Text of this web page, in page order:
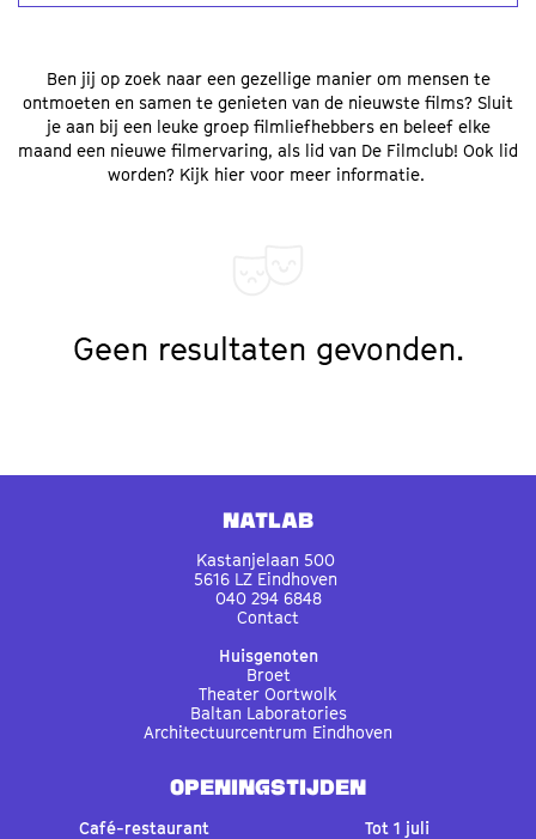
Ben jij op zoek naar een gezellige manier om mensen te
ontmoeten en samen te genieten van de nieuwste films? Sluit
je aan bij een leuke groep filmliefhebbers en beleef elke
maand een nieuwe filmervaring, als lid van De Filmclub! Ook lid
worden? Kijk hier voor meer informatie.
Geen resultaten gevonden.
Natlab
Kastanjelaan 500
5616 LZ Eindhoven
040 294 6848
Contact
Huisgenoten
Broet
Theater Oortwolk
Baltan Laboratories
Architectuurcentrum Eindhoven
OPENINGSTIJDEN
Café-restaurant
Tot 1 juli